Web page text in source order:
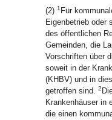
(2) 1 Für
Eigenbetrieb oder
des öffentlichen
Gemeinden, die
Vorschriften über
soweit in der
(KHBV) und in
getroffen sind. 2
Krankenhäuser in
die einen